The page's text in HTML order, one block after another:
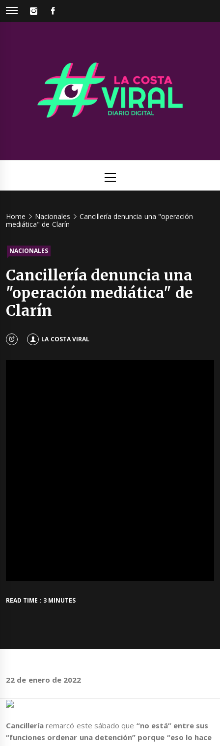
Skip
INSTAGRAM
Viral
Menu
Home Nacionales
Cancillería denuncia una "operación
mediática" de Clarín
NACIONALES
Cancillería denuncia una
"operación mediática" de
Clarín
LA COSTA VIRAL
READ TIME : 3 MINUTES
22 de enero de 2022
Cancilleríaremarcó este sábado que “no está” entre sus
“funciones ordenar una detención” porque “eso lo hace